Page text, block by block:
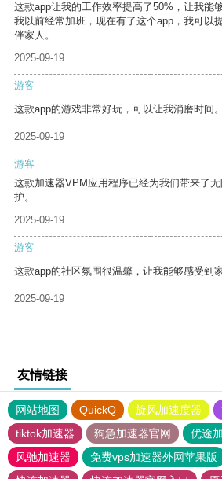
这款app让我的工作效率提高了50%，让我能
我以前经常加班，现在有了这个app，我可以
伴家人。
2025-09-19
游客
这款app的游戏非常好玩，可以让我消磨时间。
2025-09-19
游客
这款加速器VPM应用程序已经为我们带来了
护。
2025-09-19
游客
这款app的社区氛围很温馨，让我能够感受到
2025-09-19
友情链接
网站地图 QuickQ 旋风加速度器
tiktok加速器
狗急加速器官网
优途
风驰加速器
免费vps加速器外网苹果版